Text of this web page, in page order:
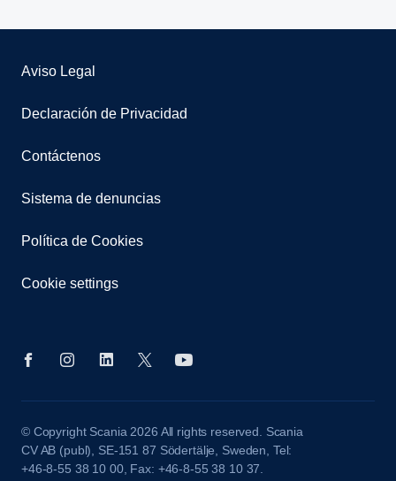
Aviso Legal
Declaración de Privacidad
Contáctenos
Sistema de denuncias
Política de Cookies
Cookie settings
© Copyright Scania 2026 All rights reserved. Scania
CV AB (publ), SE-151 87 Södertälje, Sweden, Tel:
+46-8-55 38 10 00, Fax: +46-8-55 38 10 37.